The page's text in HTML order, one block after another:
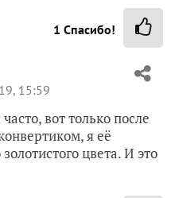
1 Спасибо!
15:59
вот только после
я её
цвета. И это